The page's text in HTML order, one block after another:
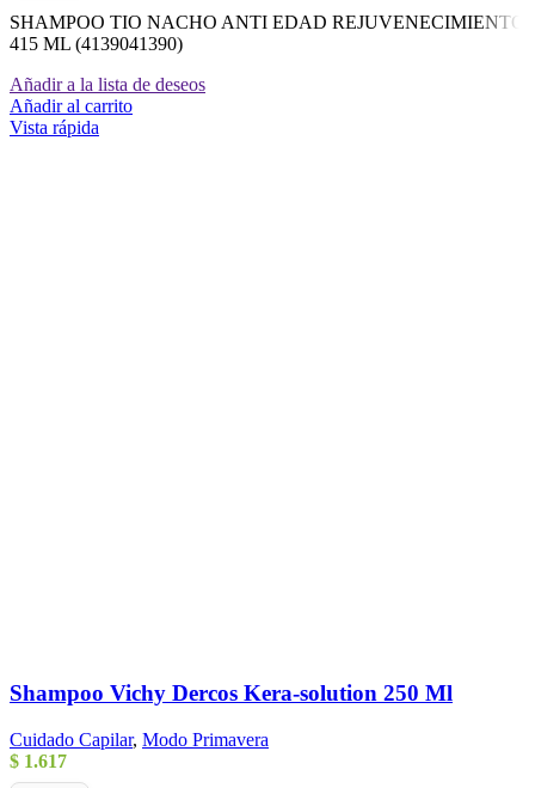
SHAMPOO TIO NACHO ANTI EDAD REJUVENECIMIENTO
415 ML (4139041390)
Añadir a la lista de deseos
Añadir al carrito
Vista rápida
Shampoo Vichy Dercos Kera-solution 250 Ml
Cuidado Capilar, Modo Primavera
$ 1.617